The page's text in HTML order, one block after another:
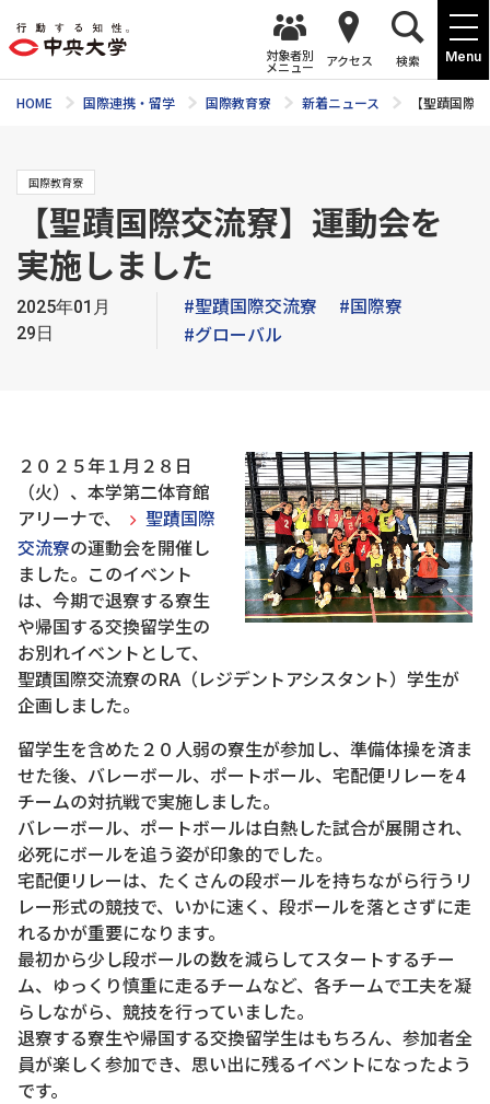
Menu
対象者別
メニュー アクセス 検索
HOME 国際連携・留学 国際教育寮 新着ニュース 【聖蹟国際
国際教育寮
【聖蹟国際交流寮】運動会を
実施しました
2025年01月
29日
#聖蹟国際交流寮
#国際寮
#グローバル
２０２５年１月２８日
（火）、本学第二体育館
アリーナで、
聖蹟国際
交流寮の運動会を開催し
ました。このイベント
は、今期で退寮する寮生
や帰国する交換留学生の
お別れイベントとして、
聖蹟国際交流寮のRA（レジデントアシスタント）学生が
企画しました。
留学生を含めた２０人弱の寮生が参加し、準備体操を済ま
せた後、バレーボール、ポートボール、宅配便リレーを4
チームの対抗戦で実施しました。
バレーボール、ポートボールは白熱した試合が展開され、
必死にボールを追う姿が印象的でした。
宅配便リレーは、たくさんの段ボールを持ちながら行うリ
レー形式の競技で、いかに速く、段ボールを落とさずに走
れるかが重要になります。
最初から少し段ボールの数を減らしてスタートするチー
ム、ゆっくり慎重に走るチームなど、各チームで工夫を凝
らしながら、競技を行っていました。
退寮する寮生や帰国する交換留学生はもちろん、参加者全
員が楽しく参加でき、思い出に残るイベントになったよう
です。